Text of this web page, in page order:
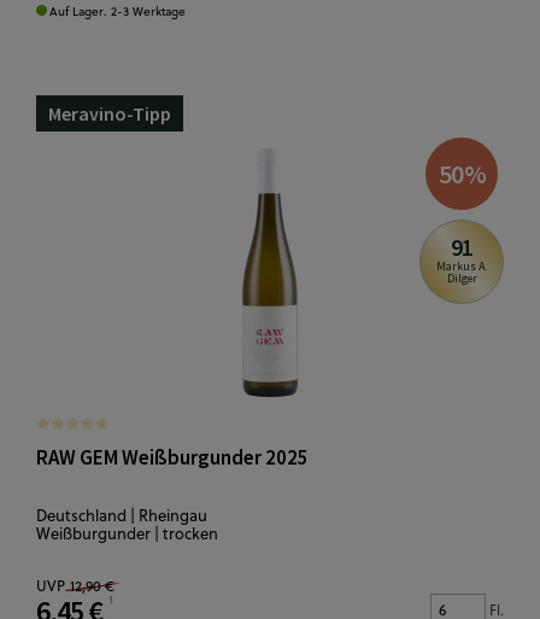
Auf Lager. 2-3 Werktage
Meravino-Tipp
50%
91
Markus A.
Dilger
RAW GEM Weißburgunder 2025
Deutschland | Rheingau
Weißburgunder | trocken
UVP 12,90 €
6,45 € Fl.